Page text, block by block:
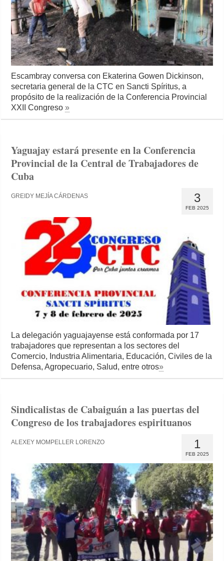
Escambray conversa con Ekaterina Gowen Dickinson,
secretaria general de la CTC en Sancti Spíritus, a
propósito de la realización de la Conferencia Provincial
XXII Congreso»
Yaguajay estará presente en la Conferencia
Provincial de la Central de Trabajadores de
Cuba
3
FEB 2025
GREIDY MEJÍA CÁRDENAS
La delegación yaguajayense está conformada por 17
trabajadores que representan a los sectores del
Comercio, Industria Alimentaria, Educación, Civiles de la
Defensa, Agropecuario, Salud, entre otros»
Sindicalistas de Cabaiguán a las puertas del
Congreso de los trabajadores espirituanos
1
FEB 2025
ALEXEY MOMPELLER LORENZO